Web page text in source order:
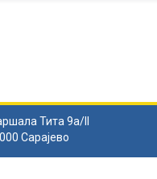
Тита 9а/II
Сарајево